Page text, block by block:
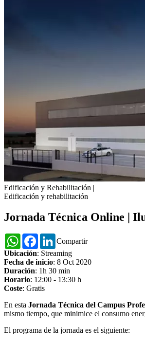
Edificación y Rehabilitación |
Edificación y rehabilitación
Jornada Técnica Online |
Compartir
WhatsAppFacebookLinkedIn
Ubicación: Streaming
Fecha de inicio: 8 Oct 2020
Duración: 1h 30 min
Horario: 12:00 - 13:30 h
Coste: Gratis
En esta Jornada Técnica del Campus
mismo tiempo, que minimice el consumo
El programa de la jornada es el siguiente: